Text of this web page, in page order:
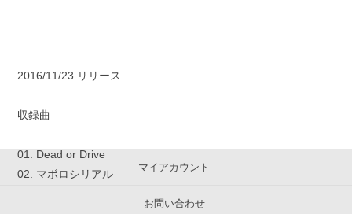
2016/11/23 リリース
収録曲
01. Dead or Drive
02. マボロシリアル
マイアカウント
お問い合わせ